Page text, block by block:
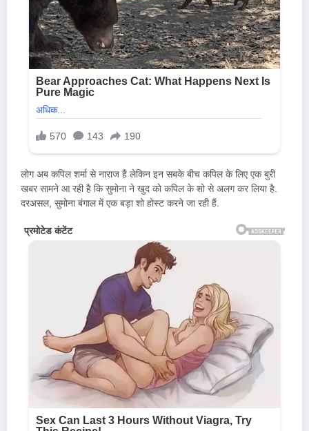
लोग अब कपिल शर्मा से नाराज हैं लेकिन इन सबके बीच कपिल के लिए एक बुरी
खबर सामने आ रही है कि सुमोना ने खुद को कपिल के शो से अलग कर लिया है.
दरअसल, सुमोना बंगाल में एक बड़ा शो होस्ट करने जा रही हैं.